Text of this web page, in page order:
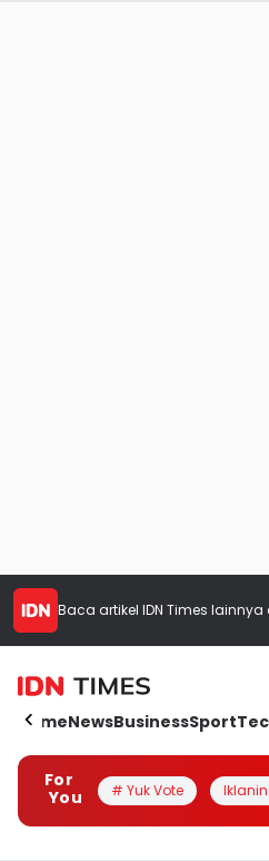
Baca artikel IDN Times lainnya
HomeNewsBusinessSport
For
You
# Yuk Vote Iklanin